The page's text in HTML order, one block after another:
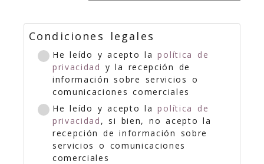
Condiciones legales
He leído y acepto lapolítica de
privacidad y la recepción de
información sobre servicios o
comunicaciones comerciales
He leído y acepto lapolítica de
privacidad , si bien, no acepto la
recepción de información sobre
servicios o comunicaciones
comerciales